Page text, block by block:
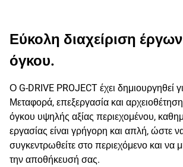
Εύκολη διαχείριση
όγκου.
Ο G-DRIVE PROJECT έχει δημιουργηθεί
Μεταφορά, επεξεργασία και
όγκου υψηλής αξίας περιεχομένου,
εργασίας είναι γρήγορη και απλή, ώστε
συγκεντρωθείτε στο περιεχόμενο και να
την αποθήκευσή σας.